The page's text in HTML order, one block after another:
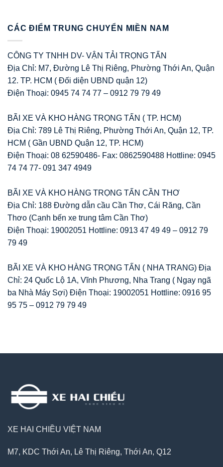
CÁC ĐIỂM TRUNG CHUYỂN MIỀN NAM
CÔNG TY TNHH DV- VẬN TẢI TRỌNG TẤN
Địa Chỉ: M7, Đường Lê Thị Riêng, Phường Thới An, Quận
12. TP. HCM ( Đối diện UBND quận 12)
Điện Thoại: 0945 74 74 77 – 0912 79 79 49
BÃI XE VÀ KHO HÀNG TRỌNG TẤN ( TP. HCM)
Địa Chỉ: 789 Lê Thị Riêng, Phường Thới An, Quận 12, TP.
HCM ( Gần UBND Quận 12, TP. HCM)
Điện Thoại: 08 62590486- Fax: 0862590488 Hottline: 0945
74 74 77- 091 347 4949
BÃI XE VÀ KHO HÀNG TRỌNG TẤN CẦN THƠ
Địa Chỉ: 188 Đường dẫn cầu Cần Thơ, Cái Răng, Cần
Thơo (Cạnh bến xe trung tâm Cần Thơ)
Điện Thoại: 19002051 Hottline: 0913 47 49 49 – 0912 79
79 49
BÃI XE VÀ KHO HÀNG TRỌNG TẤN ( NHA TRANG) Địa
Chỉ: 24 Quốc Lộ 1A, Vĩnh Phương, Nha Trang ( Ngay ngã
ba Nhà Máy Sợi) Điện Thoại: 19002051 Hottline: 0916 95
95 75 – 0912 79 79 49
XE HAI CHIỀU VIỆT NAM
M7, KDC Thới An, Lê Thị Riêng, Thới An, Q12